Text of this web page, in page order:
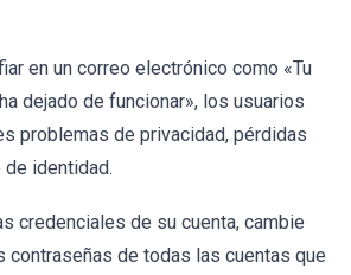
en un correo electrónico como «Tu
dejado de funcionar», los usuarios
problemas de privacidad, pérdidas
identidad.
credenciales de su cuenta, cambie
contraseñas de todas las cuentas que